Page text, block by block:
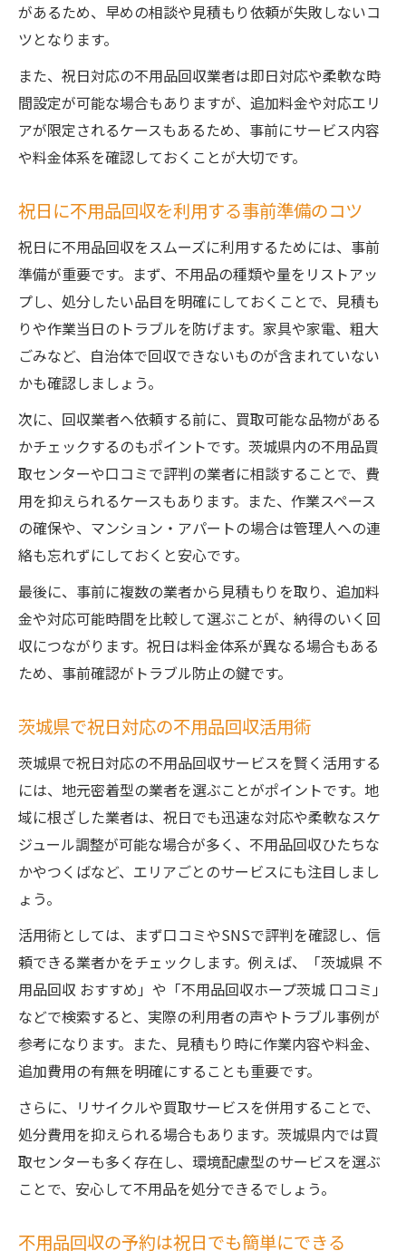
があるため、早めの相談や見積もり依頼が失敗しないコ
ツとなります。
また、祝日対応の不用品回収業者は即日対応や柔軟な時
間設定が可能な場合もありますが、追加料金や対応エリ
アが限定されるケースもあるため、事前にサービス内容
や料金体系を確認しておくことが大切です。
祝日に不用品回収を利用する事前準備のコツ
祝日に不用品回収をスムーズに利用するためには、事前
準備が重要です。まず、不用品の種類や量をリストアッ
プし、処分したい品目を明確にしておくことで、見積も
りや作業当日のトラブルを防げます。家具や家電、粗大
ごみなど、自治体で回収できないものが含まれていない
かも確認しましょう。
次に、回収業者へ依頼する前に、買取可能な品物がある
かチェックするのもポイントです。茨城県内の不用品買
取センターや口コミで評判の業者に相談することで、費
用を抑えられるケースもあります。また、作業スペース
の確保や、マンション・アパートの場合は管理人への連
絡も忘れずにしておくと安心です。
最後に、事前に複数の業者から見積もりを取り、追加料
金や対応可能時間を比較して選ぶことが、納得のいく回
収につながります。祝日は料金体系が異なる場合もある
ため、事前確認がトラブル防止の鍵です。
茨城県で祝日対応の不用品回収活用術
茨城県で祝日対応の不用品回収サービスを賢く活用する
には、地元密着型の業者を選ぶことがポイントです。地
域に根ざした業者は、祝日でも迅速な対応や柔軟なスケ
ジュール調整が可能な場合が多く、不用品回収ひたちな
かやつくばなど、エリアごとのサービスにも注目しまし
ょう。
活用術としては、まず口コミやSNSで評判を確認し、信
頼できる業者かをチェックします。例えば、「茨城県 不
用品回収 おすすめ」や「不用品回収ホープ茨城 口コミ」
などで検索すると、実際の利用者の声やトラブル事例が
参考になります。また、見積もり時に作業内容や料金、
追加費用の有無を明確にすることも重要です。
さらに、リサイクルや買取サービスを併用することで、
処分費用を抑えられる場合もあります。茨城県内では買
取センターも多く存在し、環境配慮型のサービスを選ぶ
ことで、安心して不用品を処分できるでしょう。
不用品回収の予約は祝日でも簡単にできる